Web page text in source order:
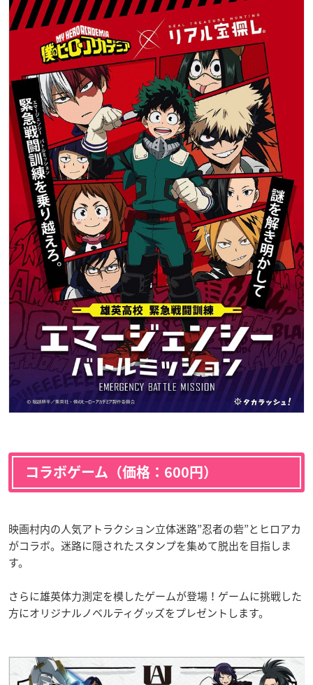
コラボゲーム（価格：600円）
映画村内の人気アトラクション立体迷路”忍者の砦”とヒロアカ
がコラボ。迷路に隠されたスタンプを集めて脱出を目指しま
す。
さらに雄英体力測定を模したゲームが登場！ゲームに挑戦した
方にオリジナルノベルティグッズをプレゼントします。